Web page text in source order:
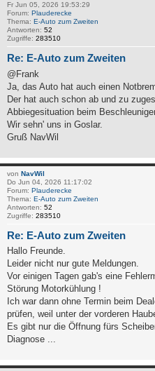
Fr Jun 05, 2026 19:53:29
Forum: Plauderecke
Thema: E-Auto zum Zweiten
Antworten: 52
Zugriffe: 283510
Re: E-Auto zum Zweiten
@Frank
Ja, das Auto hat auch einen
Der hat auch schon ab und zu
Abbiegesituation beim
Wir sehn' uns in Goslar.
Gruß NavWil
von NavWil
Do Jun 04, 2026 11:17:02
Forum: Plauderecke
Thema: E-Auto zum Zweiten
Antworten: 52
Zugriffe: 283510
Re: E-Auto zum Zweiten
Hallo Freunde.
Leider nicht nur gute Meldungen.
Vor einigen Tagen gab's eine
Störung Motorkühlung !
Ich war dann ohne Termin beim
prüfen, weil unter der vorderen
Es gibt nur die Öffnung fürs
Diagnose ...